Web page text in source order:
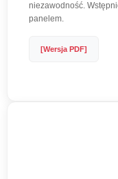
niezawodność.
panelem.
[Wersja PDF]